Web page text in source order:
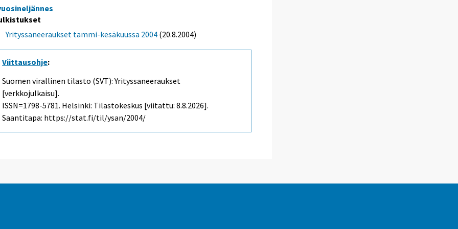
Yrityssaneeraukset tammi-kesäkuussa 2004 (20.8.2004)
Viittausohje:
Suomen virallinen tilasto (SVT): Yrityssaneeraukset
[verkkojulkaisu].
ISSN=1798-5781. Helsinki: Tilastokeskus [viitattu: 8.8.2026].
Saantitapa: https://stat.fi/til/ysan/2004/